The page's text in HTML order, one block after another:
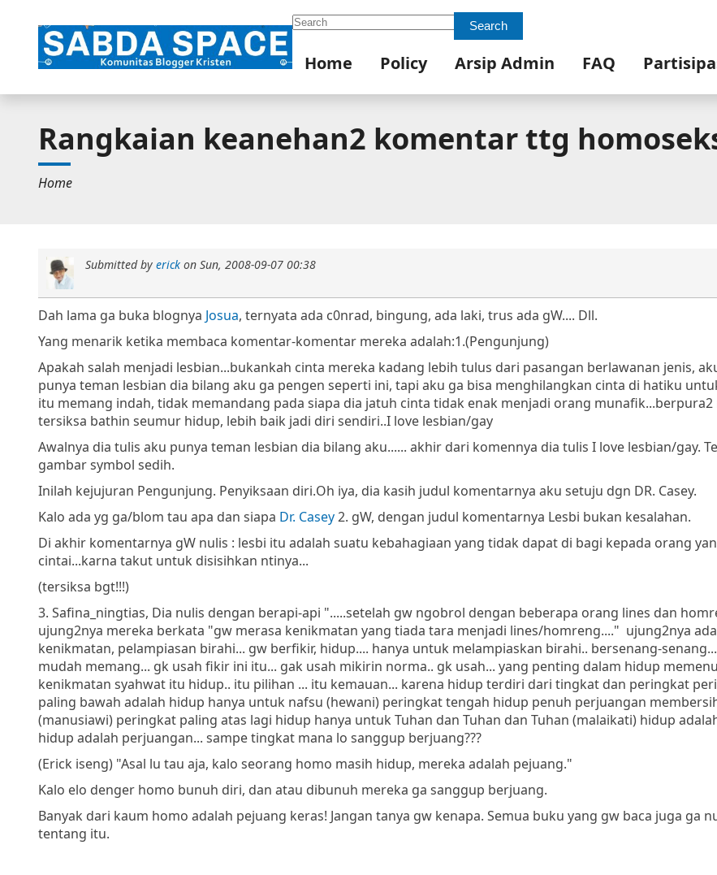
Search Search
Home Policy Arsip Admin FAQ
Rangkaian keanehan2 komentar ttg
Home
Submitted byerick onSun, 2008-09-07 00:38
Dah lama ga buka blognya Josua, ternyata ada c0nrad, bingung, ada laki, trus ada gW.... Dll.
Yang menarik ketika membaca komentar-komentar mereka adalah:1.(Pengunjung)
Apakah salah menjadi lesbian...bukankah cinta mereka kadang lebih tulus dari pasangan berlawanan jenis,
punya teman lesbian dia bilang aku ga pengen seperti ini, tapi aku ga bisa menghilangkan cinta di hatiku
itu memang indah, tidak memandang pada siapa dia jatuh cinta tidak enak menjadi orang
tersiksa bathin seumur hidup, lebih baik jadi diri sendiri..I love lesbian/gay
Awalnya dia tulis aku punya teman lesbian dia bilang aku...... akhir dari komennya dia tulis I love lesbian/gay.
gambar symbol sedih.
Inilah kejujuran Pengunjung. Penyiksaan diri.Oh iya, dia kasih judul komentarnya aku setuju dgn DR. Casey.
Kalo ada yg ga/blom tau apa dan siapa Dr. Casey2. gW, dengan judul komentarnya Lesbi bukan kesalahan.
Di akhir komentarnya gW nulis : lesbi itu adalah suatu kebahagiaan yang tidak dapat di bagi kepada orang
cintai...karna takut untuk disisihkan ntinya...
(tersiksa bgt!!!)
3. Safina_ningtias, Dia nulis dengan berapi-api ".....setelah gw ngobrol dengan beberapa orang lines dan
ujung2nya mereka berkata "gw merasa kenikmatan yang tiada tara menjadi lines/homreng...." ujung2nya
kenikmatan, pelampiasan birahi... gw berfikir, hidup.... hanya untuk melampiaskan birahi.. bersenang-
mudah memang... gk usah fikir ini itu... gak usah mikirin norma.. gk usah... yang penting dalam hidup
kenikmatan syahwat itu hidup.. itu pilihan ... itu kemauan... karena hidup terdiri dari tingkat dan peringkat
paling bawah adalah hidup hanya untuk nafsu (hewani) peringkat tengah hidup penuh perjuangan
(manusiawi) peringkat paling atas lagi hidup hanya untuk Tuhan dan Tuhan dan Tuhan (malaikati) hidup
hidup adalah perjuangan... sampe tingkat mana lo sanggup berjuang???
(Erick iseng) "Asal lu tau aja, kalo seorang homo masih hidup, mereka adalah pejuang."
Kalo elo denger homo bunuh diri, dan atau dibunuh mereka ga sanggup berjuang.
Banyak dari kaum homo adalah pejuang keras! Jangan tanya gw kenapa. Semua buku yang gw baca juga ga
tentang itu.